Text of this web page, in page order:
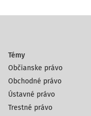
Témy
Občianske právo
Obchodné právo
Ústavné právo
Trestné právo